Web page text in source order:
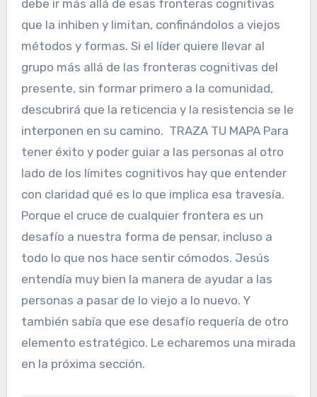
debe ir más allá de esas fronteras cognitivas
que la inhiben y limitan, confinándolos a viejos
métodos y formas. Si el líder quiere llevar al
grupo más allá de las fronteras cognitivas del
presente, sin formar primero a la comunidad,
descubrirá que la reticencia y la resistencia se le
interponen en su camino. TRAZA TU MAPA Para
tener éxito y poder guiar a las personas al otro
lado de los límites cognitivos hay que entender
con claridad qué es lo que implica esa travesía.
Porque el cruce de cualquier frontera es un
desafío a nuestra forma de pensar, incluso a
todo lo que nos hace sentir cómodos. Jesús
entendía muy bien la manera de ayudar a las
personas a pasar de lo viejo a lo nuevo. Y
también sabía que ese desafío requería de otro
elemento estratégico. Le echaremos una mirada
en la próxima sección.